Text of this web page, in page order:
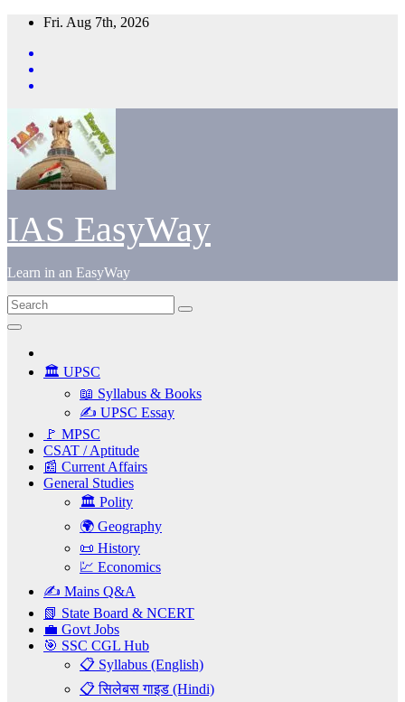
Skip
content
Fri. Aug 7th, 2026
IAS EasyWay
Learn in an EasyWay
🏛️ UPSC
📖 Syllabus & Books
✍️ UPSC Essay
🚩 MPSC
CSAT / Aptitude
📰 Current Affairs
General Studies
🏛️ Polity
🌍 Geography
📜 History
💹 Economics
✍️ Mains Q&A
📗 State Board & NCERT
💼 Govt Jobs
🎯 SSC CGL Hub
📋 Syllabus (English)
📋 सिलेबस गाइड (Hindi)